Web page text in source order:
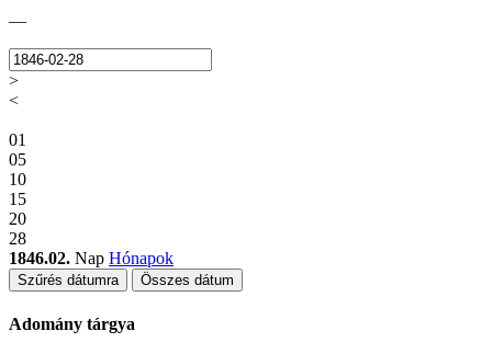
—
>
<
01
05
10
15
20
28
1846.02. Nap Hónapok
Szűrés dátumra Összes dátum
Adomány tárgya